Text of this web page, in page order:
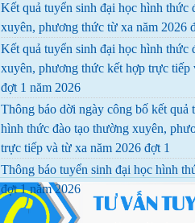
Kết quả tuyển sinh đại học hình thức
xuyên, phương thức từ xa năm 2026
Kết quả tuyển sinh đại học hình thức
xuyên, phương thức kết hợp trực
đợt 1 năm 2026
Thông báo dời ngày công bố kết quả
hình thức đào tạo thường xuyên,
trực tiếp và từ xa năm 2026 đợt 1
Thông báo tuyển sinh đại học hình
đợt 1 năm 2026